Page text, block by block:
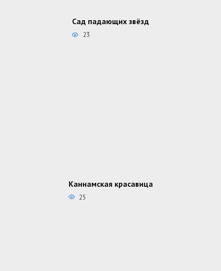
Сад падающих звёзд
23
Каннамская красавица
25